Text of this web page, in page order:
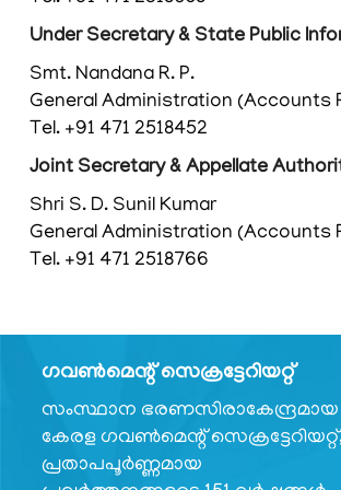
പ്രെസിഡൻസ്
പ്രധാന
വ്യക്തികള്‍
ഘടന
സ്വതന്ത്ര
സൈനിക്
സമ്മാന്‍
കേരള
സ്വാതന്ത്ര്യ
സമരസേനാനി
പെന്‍ഷന്‍
പദ്ധതി
മറ്റ്
Under Secretary & State Public
Smt. Nandana R. P.
General Administration (Accounts
Tel. +91 471 2518452
Joint Secretary & Appellate
Shri S. D. Sunil Kumar
General Administration (Accounts
Tel. +91 471 2518766
ഗവണ്‍മെന്റ് സെക്രട്ടേറിയറ്റ്
സംസ്ഥാന ഭരണസിരാകേന്ദ്രമായ
കേരള ഗവണ്‍മെന്റ്
പ്രതാപപൂര്‍ണ്ണമായ